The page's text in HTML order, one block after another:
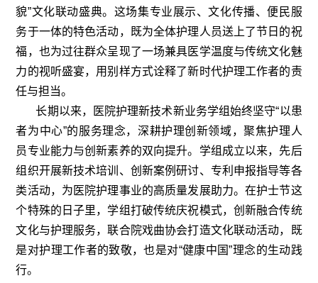
貌”文化联动盛典。这场集专业展示、文化传播、便民服
务于一体的特色活动，既为全体护理人员送上了节日的祝
福，也为过往群众呈现了一场兼具医学温度与传统文化魅
力的视听盛宴，用别样方式诠释了新时代护理工作者的责
任与担当。
长期以来，医院护理新技术新业务学组始终坚守“以患
者为中心”的服务理念，深耕护理创新领域，聚焦护理人
员专业能力与创新素养的双向提升。学组成立以来，先后
组织开展新技术培训、创新案例研讨、专利申报指导等各
类活动，为医院护理事业的高质量发展助力。在护士节这
个特殊的日子里，学组打破传统庆祝模式，创新融合传统
文化与护理服务，联合院戏曲协会打造文化联动活动，既
是对护理工作者的致敬，也是对“健康中国”理念的生动践
行。